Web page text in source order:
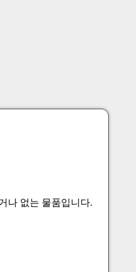
나 없는 물품입니다.